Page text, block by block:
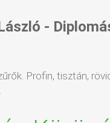
-
Profin, tisztán,